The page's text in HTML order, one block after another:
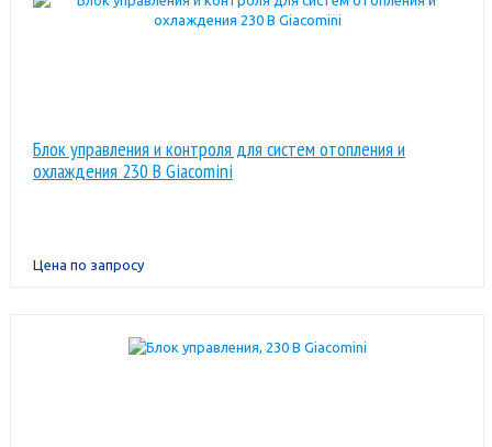
Блок управления и контроля для систем отопления и
охлаждения 230 В Giacomini
Цена по запросу